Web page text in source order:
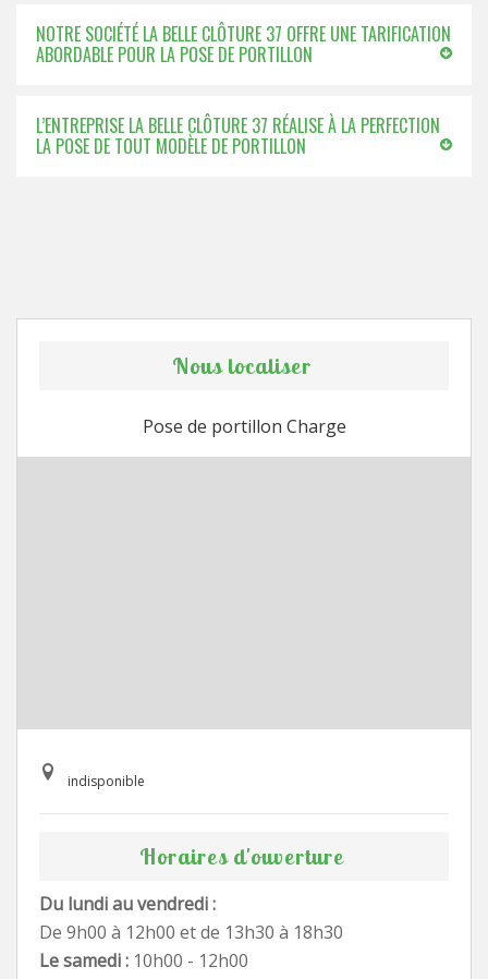
NOTRE SOCIÉTÉ LA BELLE CLÔTURE 37 OFFRE UNE TARIFICATION
ABORDABLE POUR LA POSE DE PORTILLON
L’ENTREPRISE LA BELLE CLÔTURE 37 RÉALISE À LA PERFECTION
LA POSE DE TOUT MODÈLE DE PORTILLON
Nous localiser
Pose de portillon Charge
indisponible
Horaires d'ouverture
Du lundi au vendredi :
De 9h00 à 12h00 et de 13h30 à 18h30
Le samedi : 10h00 - 12h00